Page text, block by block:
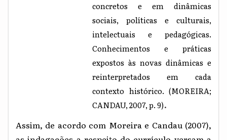
concretos e em dinâmicas
sociais, políticas e culturais,
intelectuais e pedagógicas.
Conhecimentos e práticas
expostos às novas dinâmicas e
reinterpretados em cada
contexto histórico. (MOREIRA;
CANDAU, 2007, p. 9).
Assim, de acordo com Moreira e Candau (2007),